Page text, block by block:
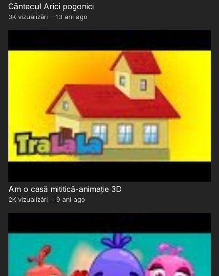
Cântecul Arici pogonici
3Kvizualizări · 13 ani ago
Am o casă mititică-animație 3D
2Kvizualizări · 9 ani ago